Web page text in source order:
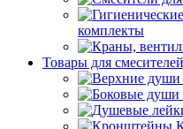
комплекты
Товары для смесителей